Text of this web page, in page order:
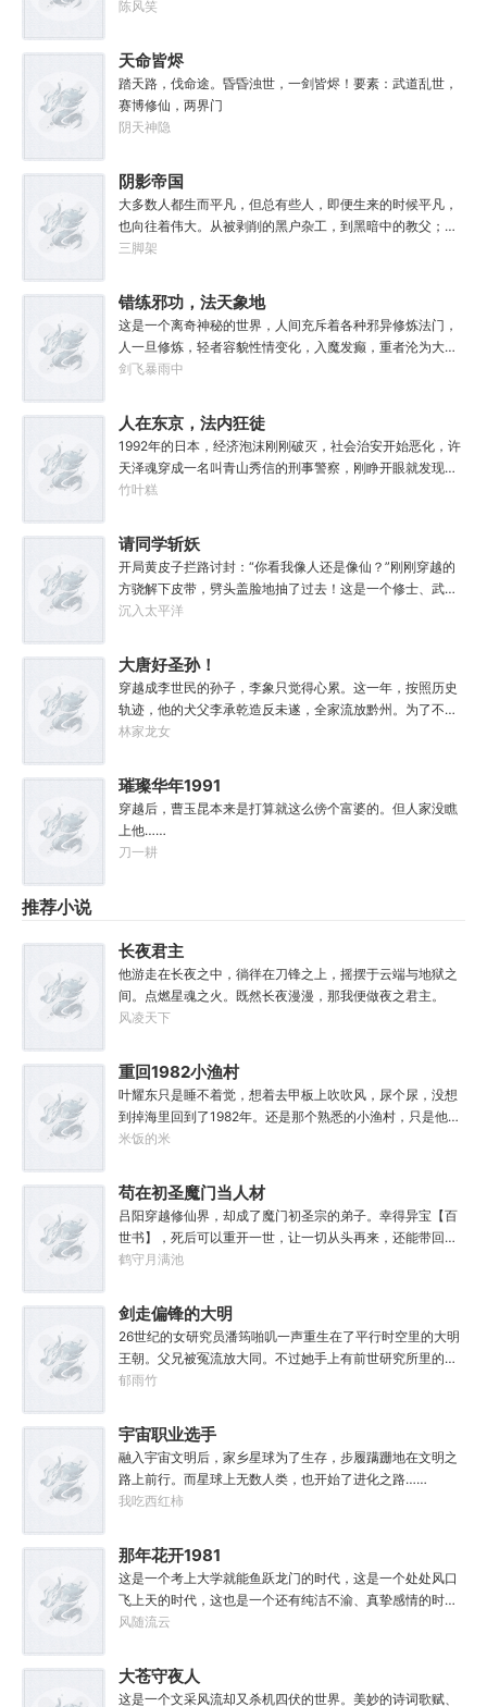
他。………………达奇：前面忘了，后面也忘了，总之，让亚
虑怎么变强了，这更不容易。等曲涧磊开始逐渐变强，他意
陈风笑
天命皆烬
踏天路，伐命途。昏昏浊世，一剑皆烬！要素：武道乱世，
赛博修仙，两界门
阴天神隐
阴影帝国
大多数人都生而平凡，但总有些人，即便生来的时候平凡，
也向往着伟大。从被剥削的黑户杂工，到黑暗中的教父；从
遵守规则的社会底层，到制定规则的幕后皇帝；阳光照耀时
不仅能够和光一样大，甚至还能遮住光！”“我们从不敲诈勒
索任何人，我们赚到的每一分钱，在良心上都能过的去。”如
果有人在夜晚敲响你的房门，他们要么为你带来我的问候，
要么为你的狂妄带来毁灭。至于你会得到什么，这要看你怎
么选，我的朋友！
三脚架
错练邪功，法天象地
这是一个离奇神秘的世界，人间充斥着各种邪异修炼法门，
人一旦修炼，轻者容貌性情变化，入魔发癫，重者沦为大
药，供邪魔采食……段云穿越而来，意外得到一本大药功法
的情况下，让这功法脱胎换骨，玉剑指路，洞穿一切。后来
他学成的功法越来越多，怀揣“达者兼济天下”的理念，段云
从不藏私，传武天下。谁曾想……“段魔头误我！他告诉我这
桩功滋阴壮阳，如今我却只能蹲着尿尿，呜呜......”“这本《七
分归元气》是那魔头教的我，我如今不是被杀就是踩屎，神
万妙宫的仙子本来要举宫飞天的，结果却一夜间入了魔，沦
为妖女，这都是段老魔的手笔！”……段云很是不解，自己不
过练练武，传传功，偶尔法天象地一下，怎么就成了罄竹难
书的魔头了呢？这是污蔑！同样的功法，为什么我就没有问
剑飞暴雨中
人在东京，法内狂徒
1992年的日本，经济泡沫刚刚破灭，社会治安开始恶化，许
天泽魂穿成一名叫青山秀信的刑事警察，刚睁开眼就发现自
己正被五花大绑着……新世纪初有权威杂志称：从90年代开
位传奇人物。对此部分日本国民表示：八嘎！我们宁愿再失
去100年也不想要这个国贼！
竹叶糕
请同学斩妖
开局黄皮子拦路讨封：“你看我像人还是像仙？”刚刚穿越的
方骁解下皮带，劈头盖脸地抽了过去！这是一个修士、武者
和凡人并存，妖魔鬼怪横行的危险世界。幸好方骁带来的物
刺】【破甲、流血、伤蚀】【铜头皮带】【疼痛、恐惧、断
骨】【赤子心册】【万武不惑、万法不入、万邪不侵】
【……】杀死妖怪就能得到经验，修炼功法可以加点晋升。
方骁由此踏上了一条斩妖除魔、日月换新的逆天之路！
————————“方骁同学，大事不妙，上古妖皇出世
沉入太平洋
大唐好圣孙！
穿越成李世民的孙子，李象只觉得心累。这一年，按照历史
轨迹，他的犬父李承乾造反未遂，全家流放黔州。为了不被
犬父连累，李象决定先一步对东宫夫子发动激昂！你不是喜
战斗！第二步，恨爹不成钢！多年以后，早已登基为帝的李
象回想起这段时光，总是会感慨。这个家没我，迟早得散！
林家龙女
璀璨华年1991
穿越后，曹玉昆本来是打算就这么傍个富婆的。但人家没瞧
上他……
刀一耕
推荐小说
长夜君主
他游走在长夜之中，徜徉在刀锋之上，摇摆于云端与地狱之
间。点燃星魂之火。既然长夜漫漫，那我便做夜之君主。
风凌天下
重回1982小渔村
叶耀东只是睡不着觉，想着去甲板上吹吹风，尿个尿，没想
到掉海里回到了1982年。还是那个熟悉的小渔村，只是他已
经不是年轻时候的他了。混账了半辈子，这回他想好好来过
他也没什么大理想大志向，只想挽回遗憾，跟老婆好好过日
子，一家子平安喜乐就好。
米饭的米
苟在初圣魔门当人材
吕阳穿越修仙界，却成了魔门初圣宗的弟子。幸得异宝【百
世书】，死后可以重开一世，让一切从头再来，还能带回前
世的宝物，修为，寿命，甚至觉醒特殊的天赋。奈何次数有
定先在魔门苟住，一世世苦修，不成仙不出山，奈何魔门凶
险异常，遍地都是人材。第一世，吕阳惨遭师姐暗算。第二
世，好不容易反杀师姐，又遭师兄毒手。第三世，第四
世……直到百世之后，再回首，吕阳才发现自己已经成为了
一代魔道巨擘，初圣宗里最畜生的那一个。“魔门个个都是人
鹤守月满池
剑走偏锋的大明
26世纪的女研究员潘筠啪叽一声重生在了平行时空里的大明
王朝。父兄被冤流放大同。不过她手上有前世研究所里的镇
馆神器——灵境！为救家人，潘筠化身道观小道士，仗剑提
度牒。潘筠大剑拍上去：闭嘴，信不信扣你鱼仔。
郁雨竹
宇宙职业选手
融入宇宙文明后，家乡星球为了生存，步履蹒跚地在文明之
路上前行。而星球上无数人类，也开始了进化之路……
我吃西红柿
那年花开1981
这是一个考上大学就能鱼跃龙门的时代，这是一个处处风口
飞上天的时代，这也是一个还有纯洁不渝、真挚感情的时
代；只不过李野刚刚来到这个时代，却被劝着放弃高考进厂
冲刺型选手会考不上？那岂不是辜负了那么多年体育老师的
教导？”
风随流云
大苍守夜人
这是一个文采风流却又杀机四伏的世界。美妙的诗词歌赋、